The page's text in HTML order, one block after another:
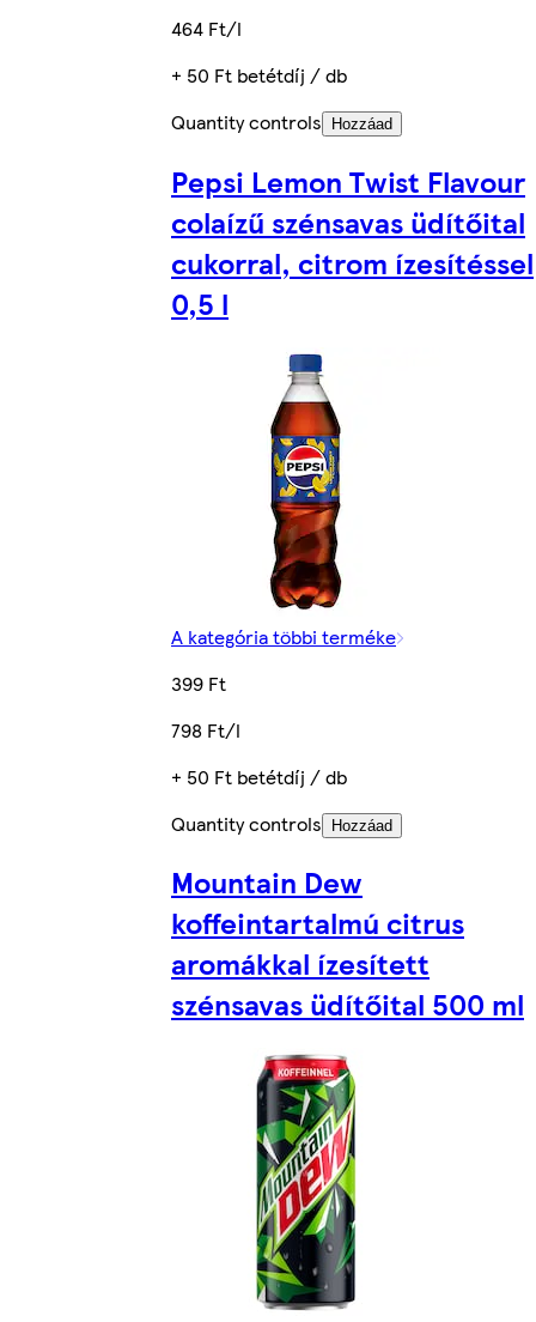
464 Ft/l
+ 50 Ft betétdíj / db
Quantity controls
Hozzáad
Pepsi Lemon Twist Flavour
colaízű szénsavas üdítőital
cukorral, citrom ízesítéssel
0,5 l
A kategória többi terméke
399 Ft
798 Ft/l
+ 50 Ft betétdíj / db
Quantity controls
Hozzáad
Mountain Dew
koffeintartalmú citrus
aromákkal ízesített
szénsavas üdítőital 500 ml